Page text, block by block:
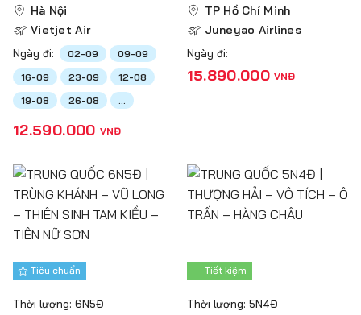
Hà Nội
Vietjet Air
Ngày đi: 02-09
09-09
16-09
23-09
12-08
19-08
26-08 ...
12.590.000 VNĐ
TP Hồ Chí Minh
Juneyao Airlines
Ngày đi:
15.890.000 VNĐ
Tiêu chuẩn
Thời lượng: 6N5Đ
Tiết kiệm
Thời lượng: 5N4Đ